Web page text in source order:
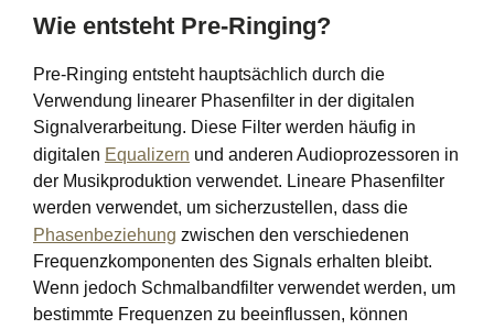
Wie entsteht Pre-Ringing?
Pre-Ringing entsteht hauptsächlich durch die
Verwendung linearer Phasenfilter in der digitalen
Signalverarbeitung. Diese Filter werden häufig in
digitalen Equalizern und anderen Audioprozessoren in
der Musikproduktion verwendet. Lineare Phasenfilter
werden verwendet, um sicherzustellen, dass die
Phasenbeziehung zwischen den verschiedenen
Frequenzkomponenten des Signals erhalten bleibt.
Wenn jedoch Schmalbandfilter verwendet werden, um
bestimmte Frequenzen zu beeinflussen, können